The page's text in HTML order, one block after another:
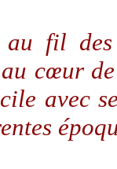
au fil
au cœur
avec